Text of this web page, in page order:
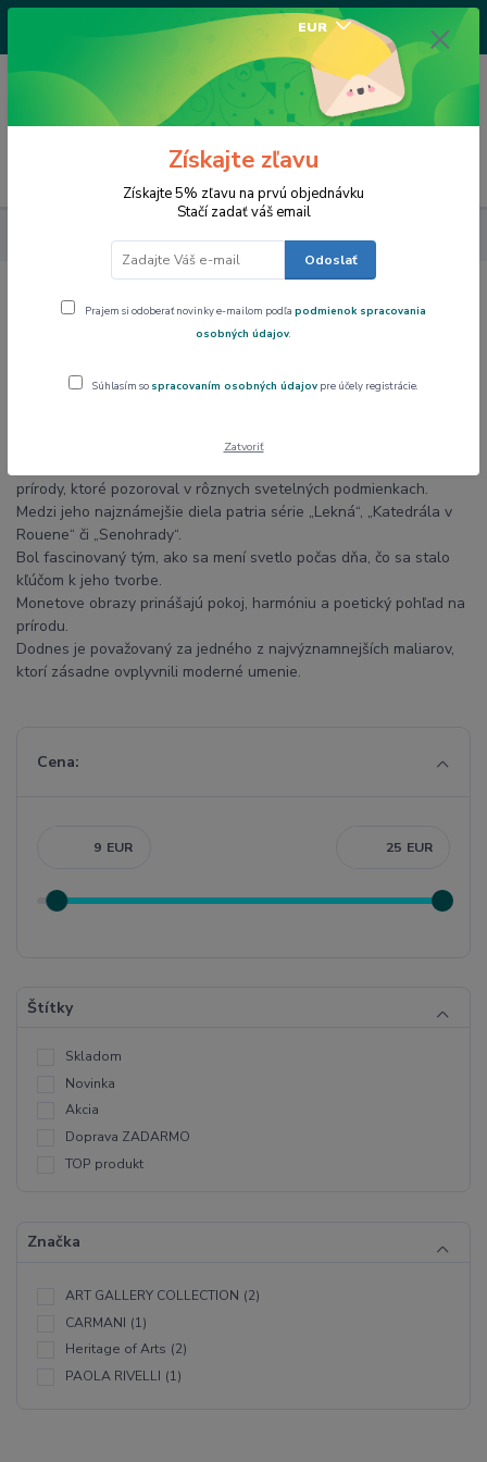
EUR
/Po-Pi 9-17 hod/
0,00 EUR
Art Gallery Collection Claude MONET
Claude MONET
Claude Monet bol francúzsky maliar a zakladateľ impresionizmu,
umeleckého smeru založeného na zachytení svetla a okamihu.
efektmi a voľnými ťahmi štetca.
prírody, ktoré pozoroval v rôznych svetelných podmienkach.
Medzi jeho najznámejšie diela patria série „Lekná“, „Katedrála v
Rouene“ či „Senohrady“.
Bol fascinovaný tým, ako sa mení svetlo počas dňa, čo sa stalo
kľúčom k jeho tvorbe.
Monetove obrazy prinášajú pokoj, harmóniu a poetický pohľad na
prírodu.
Dodnes je považovaný za jedného z najvýznamnejších maliarov,
ktorí zásadne ovplyvnili moderné umenie.
Cena:
EUR EUR
Štítky
Skladom
Novinka
Akcia
Doprava ZADARMO
TOP produkt
Značka
ART GALLERY COLLECTION (2)
CARMANI (1)
Heritage of Arts (2)
PAOLA RIVELLI (1)
Získajte zľavu
Získajte 5% zľavu na prvú objednávku
Stačí zadať váš email
Odoslať
Prajem si odoberať novinky e-mailom podľa podmienok spracovania
osobných údajov.
Súhlasím so spracovaním osobných údajov pre účely registrácie.
Zatvoriť